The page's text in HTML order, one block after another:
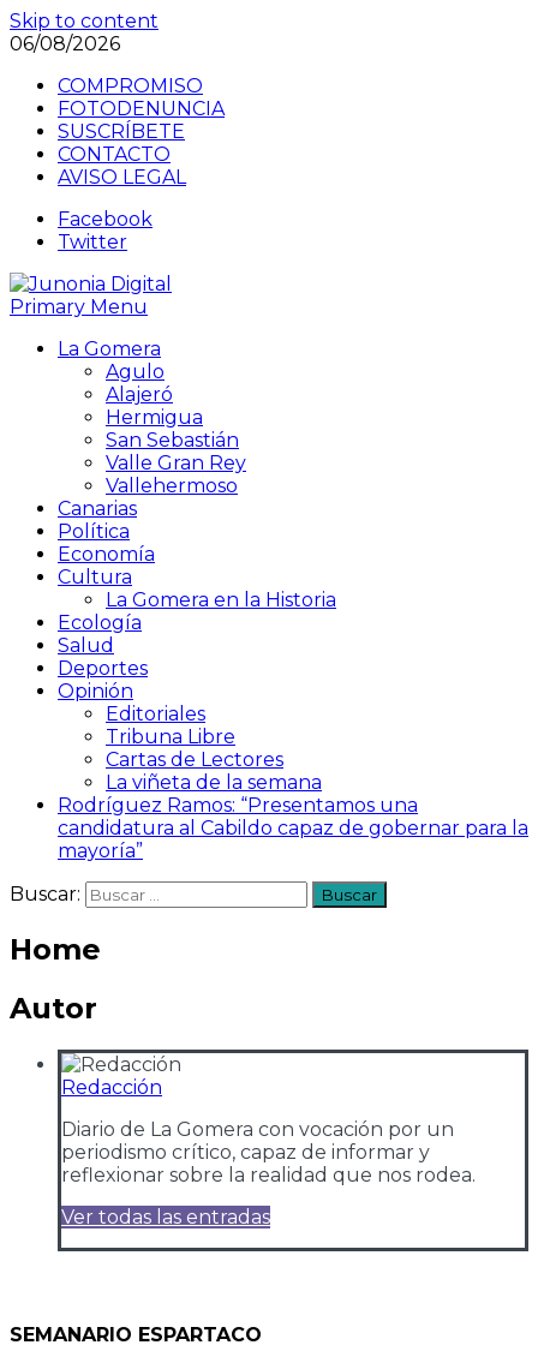
Skip to content
06/08/2026
COMPROMISO
FOTODENUNCIA
SUSCRÍBETE
CONTACTO
AVISO LEGAL
Facebook
Twitter
Primary Menu
La Gomera
Agulo
Alajeró
Hermigua
San Sebastián
Valle Gran Rey
Vallehermoso
Canarias
Política
Economía
Cultura
La Gomera en la Historia
Ecología
Salud
Deportes
Opinión
Editoriales
Tribuna Libre
Cartas de Lectores
La viñeta de la semana
Rodríguez Ramos: “Presentamos una
candidatura al Cabildo capaz de gobernar para la
mayoría”
Buscar:
Home
Autor
Redacción
Diario de La Gomera con vocación por un
periodismo crítico, capaz de informar y
reflexionar sobre la realidad que nos rodea.
Ver todas las entradas
SEMANARIO ESPARTACO